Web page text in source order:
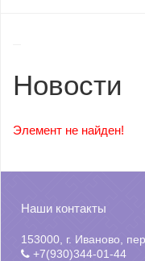
Новости
Элемент не найден!
Наши контакты
153000, г. Иваново,
+7(930)344-01-44